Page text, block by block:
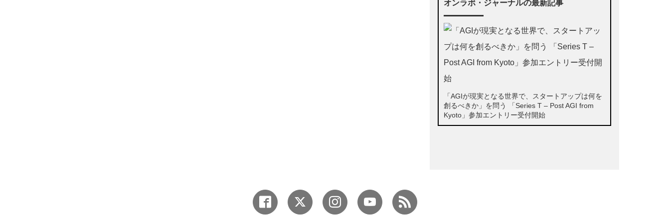
オンラボ・ジャーナルの最新記事
「AGIが現実となる世界で、スタートアップは何を
創るべきか」を問う 「Series T – Post AGI from
Kyoto」参加エントリー受付開始